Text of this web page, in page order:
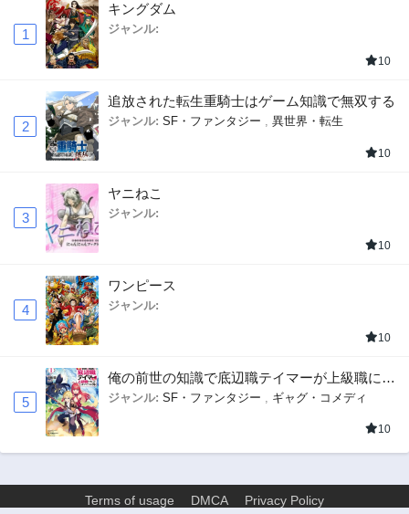
1
キングダム
ジャンル:
10
2
追放された転生重騎士はゲーム知識で無双する
ジャンル: SF・ファンタジー , 異世界・転生
10
3
ヤニねこ
ジャンル:
10
4
ワンピース
ジャンル:
10
5
俺の前世の知識で底辺職テイマーが上級職にな
ってしまいそうな件
ジャンル: SF・ファンタジー ギャグ・コメディ
10
Terms of usage DMCA Privacy Policy